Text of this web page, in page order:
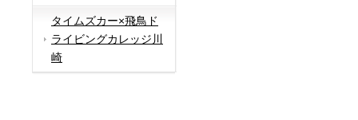
タイムズカー×飛鳥ド
ライビングカレッジ川
崎